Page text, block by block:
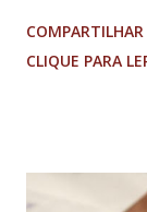
lei que
município.
Câmara.
COMPARTILHAR
CLIQUE PARA